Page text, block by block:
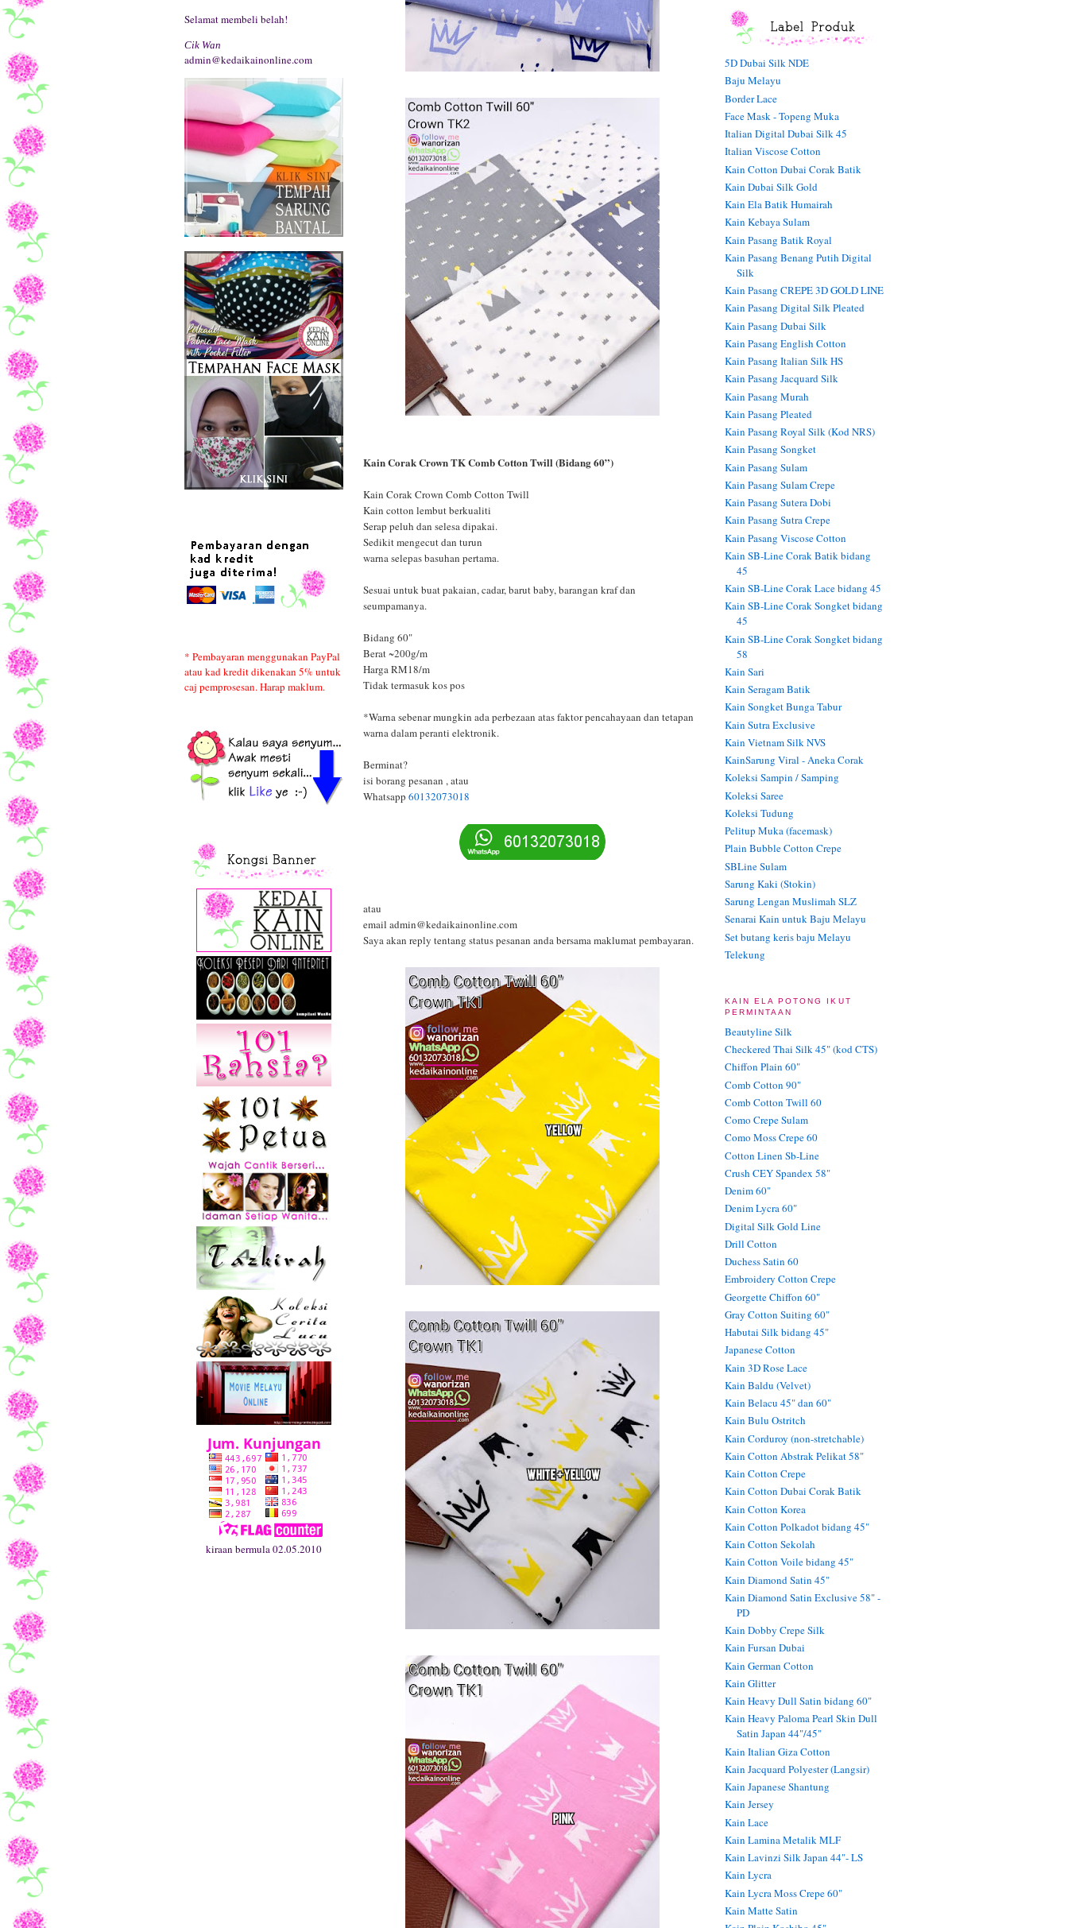
Selamat membeli belah!
Cik Wan
admin@kedaikainonline.com
* Pembayaran menggunakan PayPal
atau kad kredit dikenakan 5% untuk
caj pemprosesan. Harap maklum.
kiraan bermula 02.05.2010
Kain Corak Crown TK Comb Cotton Twill (Bidang 60”)
Kain Corak Crown Comb Cotton Twill
Kain cotton lembut berkualiti
Serap peluh dan selesa dipakai.
Sedikit mengecut dan turun
warna selepas basuhan pertama.
Sesuai untuk buat pakaian, cadar, barut baby, barangan kraf dan
seumpamanya.
Bidang 60"
Berat ~200g/m
Harga RM18/m
Tidak termasuk kos pos
*Warna sebenar mungkin ada perbezaan atas faktor pencahayaan dan tetapan
warna dalam peranti elektronik.
Berminat?
isi borang pesanan , atau
Whatsapp 60132073018
atau
email admin@kedaikainonline.com
Saya akan reply tentang status pesanan anda bersama maklumat pembayaran.
5D Dubai Silk NDE
Baju Melayu
Border Lace
Face Mask - Topeng Muka
Italian Digital Dubai Silk 45
Italian Viscose Cotton
Kain Cotton Dubai Corak Batik
Kain Dubai Silk Gold
Kain Ela Batik Humairah
Kain Kebaya Sulam
Kain Pasang Batik Royal
Kain Pasang Benang Putih Digital
Silk
Kain Pasang CREPE 3D GOLD LINE
Kain Pasang Digital Silk Pleated
Kain Pasang Dubai Silk
Kain Pasang English Cotton
Kain Pasang Italian Silk HS
Kain Pasang Jacquard Silk
Kain Pasang Murah
Kain Pasang Pleated
Kain Pasang Royal Silk (Kod NRS)
Kain Pasang Songket
Kain Pasang Sulam
Kain Pasang Sulam Crepe
Kain Pasang Sutera Dobi
Kain Pasang Sutra Crepe
Kain Pasang Viscose Cotton
Kain SB-Line Corak Batik bidang
45
Kain SB-Line Corak Lace bidang 45
Kain SB-Line Corak Songket bidang
45
Kain SB-Line Corak Songket bidang
58
Kain Sari
Kain Seragam Batik
Kain Songket Bunga Tabur
Kain Sutra Exclusive
Kain Vietnam Silk NVS
KainSarung Viral - Aneka Corak
Koleksi Sampin / Samping
Koleksi Saree
Koleksi Tudung
Pelitup Muka (facemask)
Plain Bubble Cotton Crepe
SBLine Sulam
Sarung Kaki (Stokin)
Sarung Lengan Muslimah SLZ
Senarai Kain untuk Baju Melayu
Set butang keris baju Melayu
Telekung
KAIN ELA POTONG IKUT
PERMINTAAN
Beautyline Silk
Checkered Thai Silk 45" (kod CTS)
Chiffon Plain 60"
Comb Cotton 90"
Comb Cotton Twill 60
Como Crepe Sulam
Como Moss Crepe 60
Cotton Linen Sb-Line
Crush CEY Spandex 58"
Denim 60"
Denim Lycra 60"
Digital Silk Gold Line
Drill Cotton
Duchess Satin 60
Embroidery Cotton Crepe
Georgette Chiffon 60"
Gray Cotton Suiting 60"
Habutai Silk bidang 45"
Japanese Cotton
Kain 3D Rose Lace
Kain Baldu (Velvet)
Kain Belacu 45" dan 60"
Kain Bulu Ostritch
Kain Corduroy (non-stretchable)
Kain Cotton Abstrak Pelikat 58"
Kain Cotton Crepe
Kain Cotton Dubai Corak Batik
Kain Cotton Korea
Kain Cotton Polkadot bidang 45"
Kain Cotton Sekolah
Kain Cotton Voile bidang 45"
Kain Diamond Satin 45"
Kain Diamond Satin Exclusive 58" -
PD
Kain Dobby Crepe Silk
Kain Fursan Dubai
Kain German Cotton
Kain Glitter
Kain Heavy Dull Satin bidang 60"
Kain Heavy Paloma Pearl Skin Dull
Satin Japan 44"/45"
Kain Italian Giza Cotton
Kain Jacquard Polyester (Langsir)
Kain Japanese Shantung
Kain Jersey
Kain Lace
Kain Lamina Metalik MLF
Kain Lavinzi Silk Japan 44"- LS
Kain Lycra
Kain Lycra Moss Crepe 60"
Kain Matte Satin